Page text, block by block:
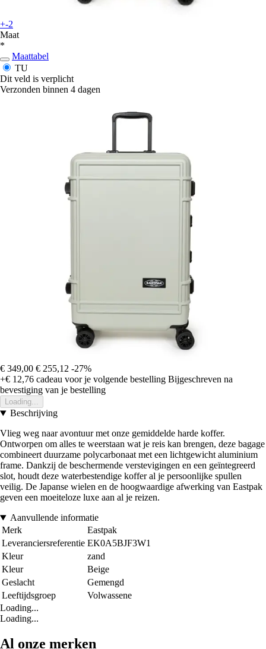
+-2
Maat
*
Maattabel
TU
Dit veld is verplicht
Verzonden binnen 4 dagen
€ 349,00 € 255,12 -27%
+€ 12,76 cadeau voor je volgende bestelling Bijgeschreven na
bevestiging van je bestelling
Loading...
Beschrijving
Vlieg weg naar avontuur met onze gemiddelde harde koffer.
Ontworpen om alles te weerstaan wat je reis kan brengen, deze bagage
combineert duurzame polycarbonaat met een lichtgewicht aluminium
frame. Dankzij de beschermende verstevigingen en een geïntegreerd
slot, houdt deze waterbestendige koffer al je persoonlijke spullen
veilig. De Japanse wielen en de hoogwaardige afwerking van Eastpak
geven een moeiteloze luxe aan al je reizen.
Aanvullende informatie
Merk
Eastpak
Leveranciersreferentie EK0A5BJF3W1
Kleur
zand
Kleur
Beige
Geslacht
Gemengd
Leeftijdsgroep
Volwassene
Loading...
Loading...
Al onze merken